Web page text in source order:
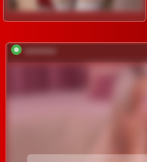
*********